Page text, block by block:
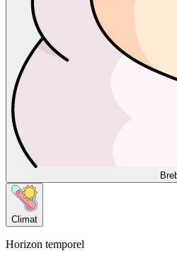
Climat
Horizon temporel